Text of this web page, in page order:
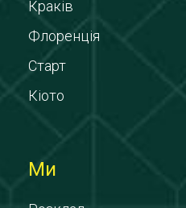
Краків
Флоренція
Старт
Кіото
Ми